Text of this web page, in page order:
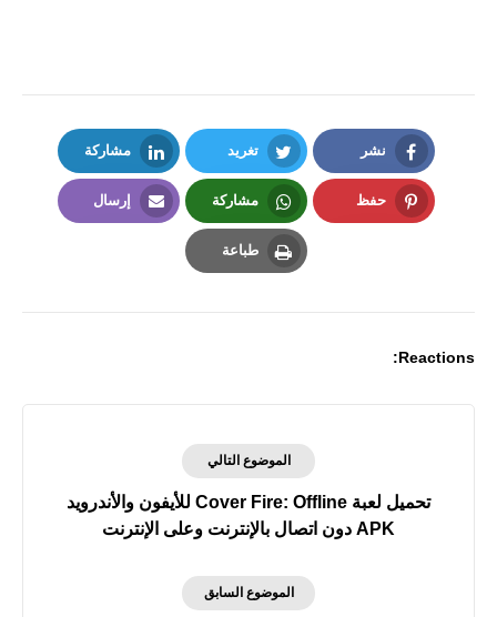
نشر
Facebook
تغريد
Twitter
مشاركة
LinkedIn
حفظ مشاركة
Whatsapp
إرسال
طباعة
Reactions:
الموضوع التالي
تحميل لعبة Cover Fire: Offline للأيفون والأندرويد
APK دون اتصال بالإنترنت وعلى الإنترنت
الموضوع السابق